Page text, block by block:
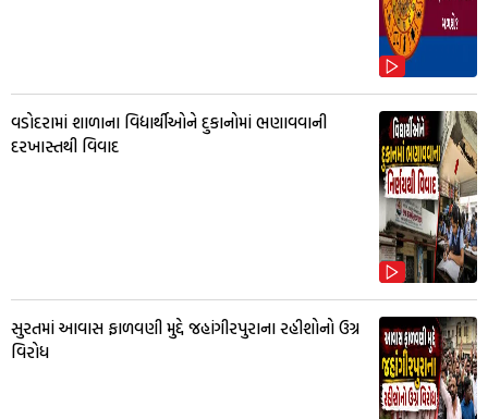
વડોદરામાં શાળાના વિદ્યાર્થીઓને દુકાનોમાં ભણાવવાની
દરખાસ્તથી વિવાદ
સુરતમાં આવાસ ફાળવણી મુદ્દે જહાંગીરપુરાના રહીશોનો ઉગ્ર
વિરોધ